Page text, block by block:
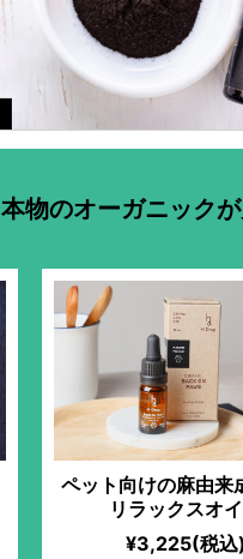
本物のオーガニック
ペット向けの麻由来
リラックスオ
（2.5%/10ml）
¥3,225(税込)